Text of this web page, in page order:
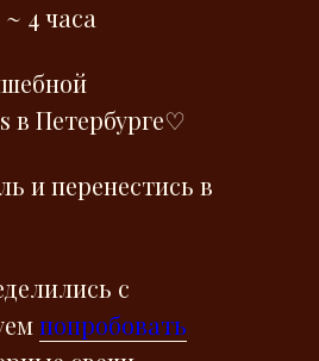
4 часа
в Петербурге♡
и перенестись в
с
попробовать